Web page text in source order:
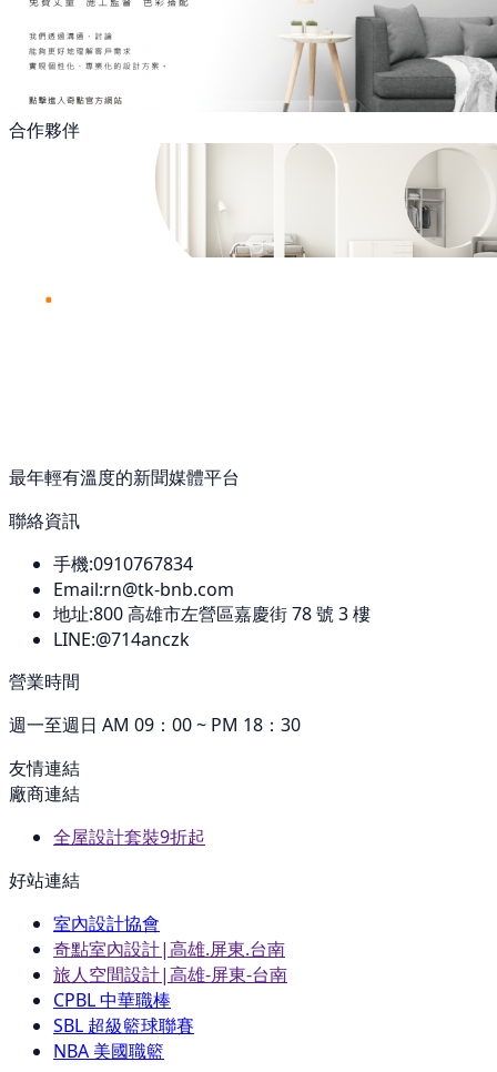
合作夥伴
最年輕有溫度的新聞媒體平台
聯絡資訊
手機:0910767834
Email:rn@tk-bnb.com
地址:800高雄市左營區嘉慶街 78 號 3 樓
LINE:@714anczk
營業時間
週一至週日 AM 09：00 ~ PM 18：30
友情連結
廠商連結
全屋設計套裝9折起
好站連結
室內設計協會
奇點室內設計|高雄.屏東.台南
旅人空間設計|高雄-屏東-台南
CPBL 中華職棒
SBL 超級籃球聯賽
NBA 美國職籃